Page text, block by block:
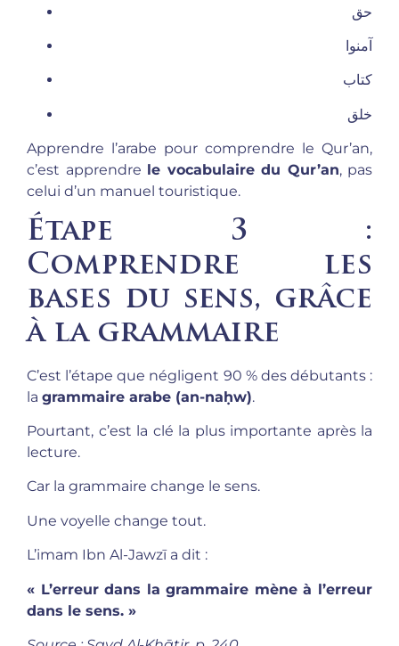
حق
آمنوا
كتاب
خلق
Apprendre l’arabe pour comprendre le Qur’an,
c’est apprendre le vocabulaire du Qur’an, pas
celui d’un manuel touristique.
Étape 3 :
Comprendre les
bases du sens, grâce
à la grammaire
C’est l’étape que négligent 90 % des débutants :
la grammaire arabe (an-naḥw).
Pourtant, c’est la clé la plus importante après la
lecture.
Car la grammaire change le sens.
Une voyelle change tout.
L’imam Ibn Al-Jawzī a dit :
« L’erreur dans la grammaire mène à l’erreur
dans le sens. »